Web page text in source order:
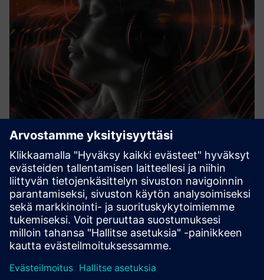
Active Noise Control
Anna robottisi, koneesi tai tehtaallesi toimia kuten ihmiset
tekevät, nimittäin kuuntelemaan ympäristöään ja
tekemään melusta toimintakelpoinen
Lue lisää